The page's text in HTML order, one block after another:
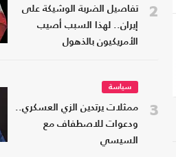
2
تفاصيل الضربة الوشيكة على
إيران.. لهذا السبب أصيب
الأمريكيون بالذهول
3
سياسة
ممثلات يرتدين الزي العسكري..
ودعوات للاصطفاف مع
السيسي